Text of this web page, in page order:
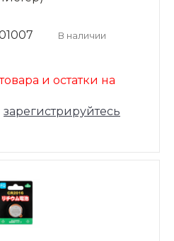
В наличии
и остатки на
зарегистрируйтесь